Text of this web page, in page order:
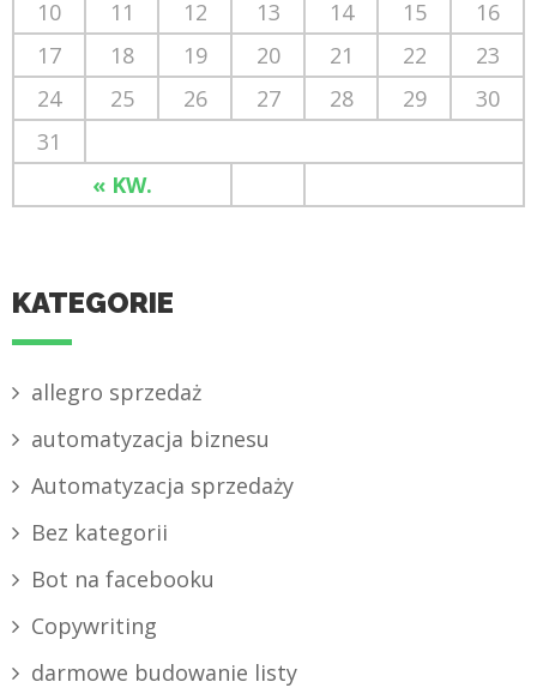
« KW.
10 11 12 13 14 15
16
17
18 19 20 21 22
23
24
25 26 27 28 29
30
31
KATEGORIE
allegro sprzedaż
automatyzacja biznesu
Automatyzacja sprzedaży
Bez kategorii
Bot na facebooku
Copywriting
darmowe budowanie listy